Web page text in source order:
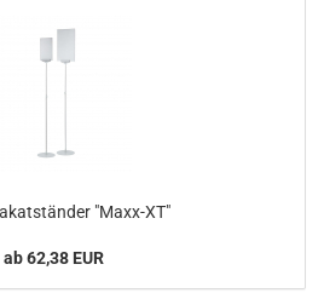
"Maxx-XT"
ab 62,38 EUR